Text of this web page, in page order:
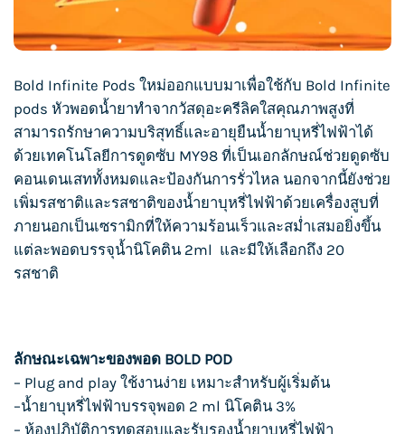
Bold Infinite Pods ใหม่ออกแบบมาเพื่อใช้กับ Bold Infinite
pods หัวพอดน้ำยาทำจากวัสดุอะครีลิคใสคุณภาพสูงที่
สามารถรักษาความบริสุทธิ์และอายุยืนน้ำยาบุหรี่ไฟฟ้าได้
ด้วยเทคโนโลยีการดูดซับ MY98 ที่เป็นเอกลักษณ์ช่วยดูดซับ
คอนเดนเสททั้งหมดและป้องกันการรั่วไหล นอกจากนี้ยังช่วย
เพิ่มรสชาติและรสชาติของน้ำยาบุหรี่ไฟฟ้าด้วยเครื่องสูบที่
ภายนอกเป็นเซรามิกที่ให้ความร้อนเร็วและสม่ำเสมอยิ่งขึ้น
แต่ละพอดบรรจุน้ำนิโคติน 2ml และมีให้เลือกถึง 20
รสชาติ
ลักษณะเฉพาะของพอด BOLD POD
– Plug and play ใช้งานง่าย เหมาะสำหรับผู้เริ่มต้น
–น้ำยาบุหรี่ไฟฟ้าบรรจุพอด 2 ml นิโคติน 3%
– ห้องปฏิบัติการทดสอบและรับรองน้ำยาบุหรี่ไฟฟ้า